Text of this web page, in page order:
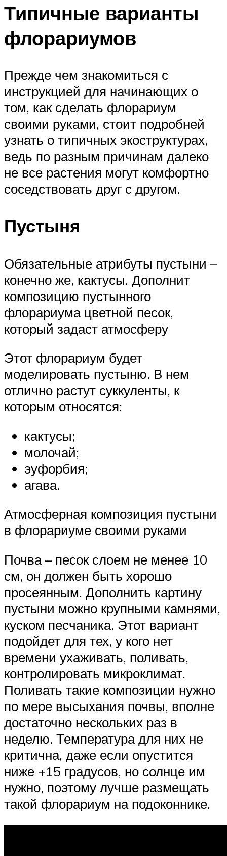
Типичные варианты
флорариумов
Прежде чем знакомиться с
инструкцией для начинающих о
том, как сделать флорариум
своими руками, стоит подробней
узнать о типичных экоструктурах,
ведь по разным причинам далеко
не все растения могут комфортно
соседствовать друг с другом.
Пустыня
Обязательные атрибуты пустыни –
конечно же, кактусы. Дополнит
композицию пустынного
флорариума цветной песок,
который задаст атмосферу
Этот флорариум будет
моделировать пустыню. В нем
отлично растут суккуленты, к
которым относятся:
кактусы;
молочай;
эуфорбия;
агава.
Атмосферная композиция пустыни
в флорариуме своими руками
Почва – песок слоем не менее 10
см, он должен быть хорошо
просеянным. Дополнить картину
пустыни можно крупными камнями,
куском песчаника. Этот вариант
подойдет для тех, у кого нет
времени ухаживать, поливать,
контролировать микроклимат.
Поливать такие композиции нужно
по мере высыхания почвы, вполне
достаточно нескольких раз в
неделю. Температура для них не
критична, даже если опустится
ниже +15 градусов, но солнце им
нужно, поэтому лучше размещать
такой флорариум на подоконнике.